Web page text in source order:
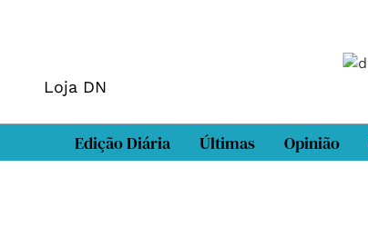
Loja DN
Edição Diária Últimas Opinião